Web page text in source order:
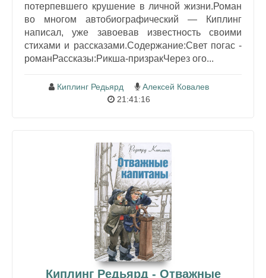
потерпевшего крушение в личной жизни.Роман
во многом автобиографический — Киплинг
написал, уже завоевав известность своими
стихами и рассказами.Содержание:Свет погас -
романРассказы:Рикша-призракЧерез ого...
Киплинг Редьярд
Алексей Ковалев
21:41:16
Киплинг Редьярд - Отважные